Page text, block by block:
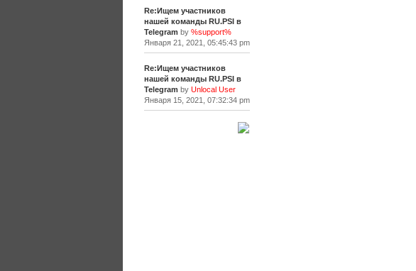
Re:Ищем участников
нашей команды RU.PSI в
Telegram by %support%
Января 21, 2021, 05:45:43 pm
Re:Ищем участников
нашей команды RU.PSI в
Telegram by Unlocal User
Января 15, 2021, 07:32:34 pm